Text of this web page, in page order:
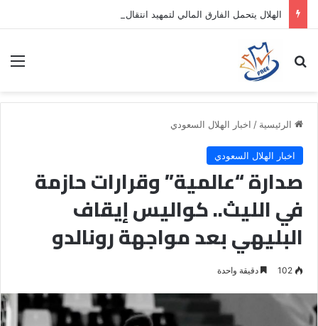
بحث عن
الرئيسية / اخبار الهلال السعودي
اخبار الهلال السعودي
صدارة “عالمية” وقرارات حازمة
في الليث.. كواليس إيقاف
البليهي بعد مواجهة رونالدو
102 دقيقة واحدة